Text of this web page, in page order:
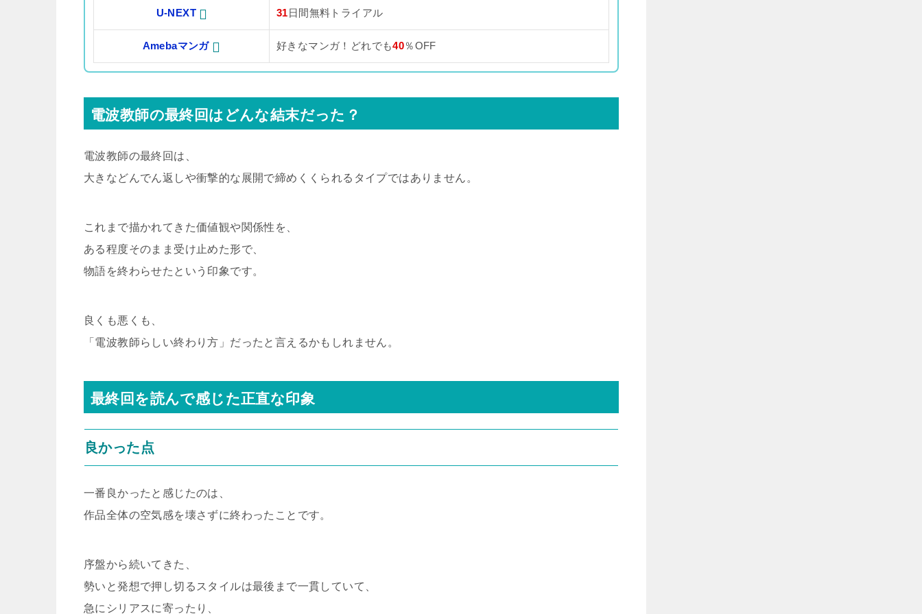
U-NEXT 31 日間無料トライアル
Amebaマンガ 好きなマンガ！どれでも40％OFF
電波教師の最終回はどんな結末だった？
電波教師の最終回は、
大きなどんでん返しや衝撃的な展開で締めくくられるタイプではありません。
これまで描かれてきた価値観や関係性を、
ある程度そのまま受け止めた形で、
物語を終わらせたという印象です。
良くも悪くも、
「電波教師らしい終わり方」だったと言えるかもしれません。
最終回を読んで感じた正直な印象
良かった点
一番良かったと感じたのは、
作品全体の空気感を壊さずに終わったことです。
序盤から続いてきた、
勢いと発想で押し切るスタイルは最後まで一貫していて、
急にシリアスに寄ったり、